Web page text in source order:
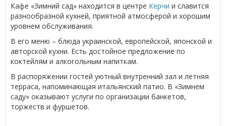
Кафе «Зимний сад» находится в центре Керчи и славится
разнообразной кухней, приятной атмосферой и хорошим
уровнем обслуживания.
В его меню – блюда украинской, европейской, японской и
авторской кухни. Есть достойное предложение по
коктейлям и алкогольным напиткам.
В распоряжении гостей уютный внутренний зал и летняя
терраса, напоминающая итальянский патио. В «Зимнем
саду» оказывают услуги по организации банкетов,
торжеств и фуршетов.